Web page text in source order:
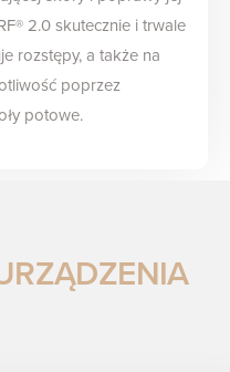
2.0 skutecznie i trwale
rozstępy, a także na
poprzez
potowe.